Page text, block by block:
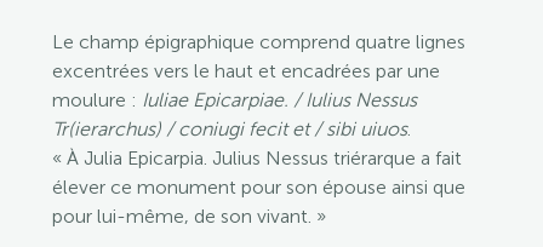
Le champ épigraphique comprend quatre lignes
excentrées vers le haut et encadrées par une
moulure : Iuliae Epicarpiae. / Iulius Nessus
Tr(ierarchus) / coniugi fecit et / sibi uiuos.
« À Julia Epicarpia. Julius Nessus triérarque a fait
élever ce monument pour son épouse ainsi que
pour lui-même, de son vivant. »